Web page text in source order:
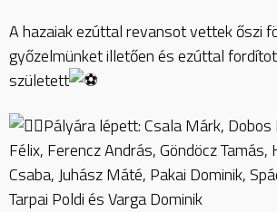
A hazaiak ezúttal revansot vettek őszi
győzelmünket illetően és ezúttal
született
Pályára lépett: Csala Márk,
Félix, Ferencz András, Göndöcz
Csaba, Juhász Máté, Pakai Dominik,
Tarpai Poldi és Varga Dominik